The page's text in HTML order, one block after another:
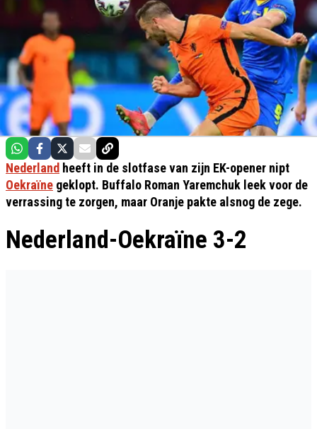
Nederland heeft in de slotfase van zijn EK-opener nipt
Oekraïne geklopt. Buffalo Roman Yaremchuk leek voor de
verrassing te zorgen, maar Oranje pakte alsnog de zege.
Nederland-Oekraïne 3-2